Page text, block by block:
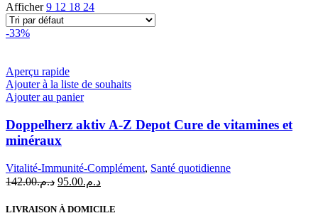
Afficher9 12 18 24
-33%
Aperçu rapide
Ajouter à la liste de souhaits
Ajouter au panier
Doppelherz aktiv A-Z Depot Cure de vitamines et
minéraux
Vitalité-Immunité-Complément, Santé quotidienne
د.م.142.00
Le
initial
د.م.95.00
Le
actuel
LIVRAISON À DOMICILE